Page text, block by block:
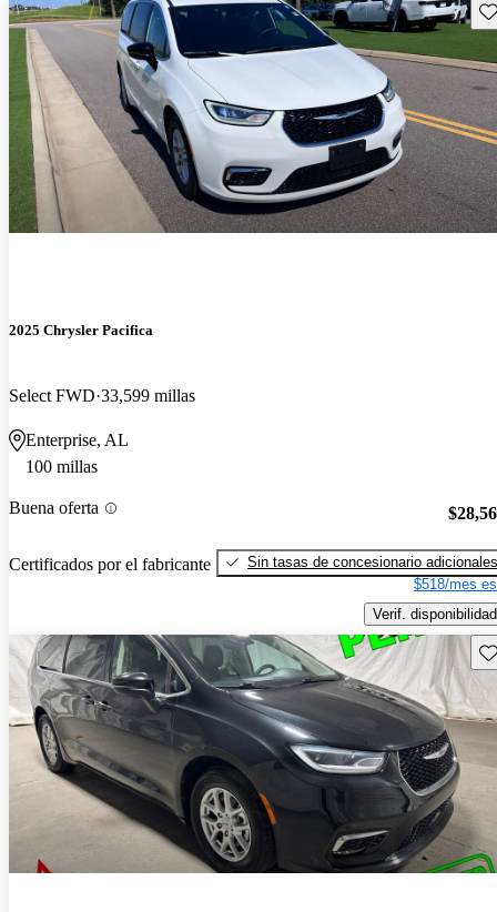
2025 Chrysler Pacifica
Select FWD 33,599 millas
Enterprise, AL
100 millas
Buena oferta
Certificados por el fabricante
Sin tasas de concesionario adicionales
$518/mes
Verif. disponibilidad